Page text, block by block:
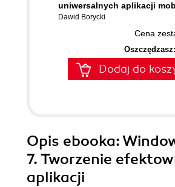
uniwersalnych aplikacji
Dawid Borycki
Cena
Dodaj do
Opis ebooka:
7. Tworzenie
aplikacji